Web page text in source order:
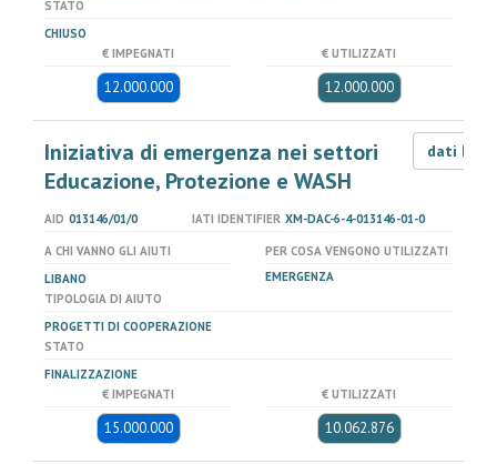
STATO
CHIUSO
€ IMPEGNATI
12.000.000
€ UTILIZZATI
12.000.000
Iniziativa di emergenza nei settori
Educazione, Protezione e WASH
dati LOD
AID 013146/01/0 IATI IDENTIFIER XM-DAC-6-4-013146-01-0
A CHI VANNO GLI AIUTI
LIBANO
PER COSA VENGONO UTILIZZATI
EMERGENZA
TIPOLOGIA DI AIUTO
PROGETTI DI COOPERAZIONE
STATO
FINALIZZAZIONE
€ IMPEGNATI
15.000.000
€ UTILIZZATI
10.062.876